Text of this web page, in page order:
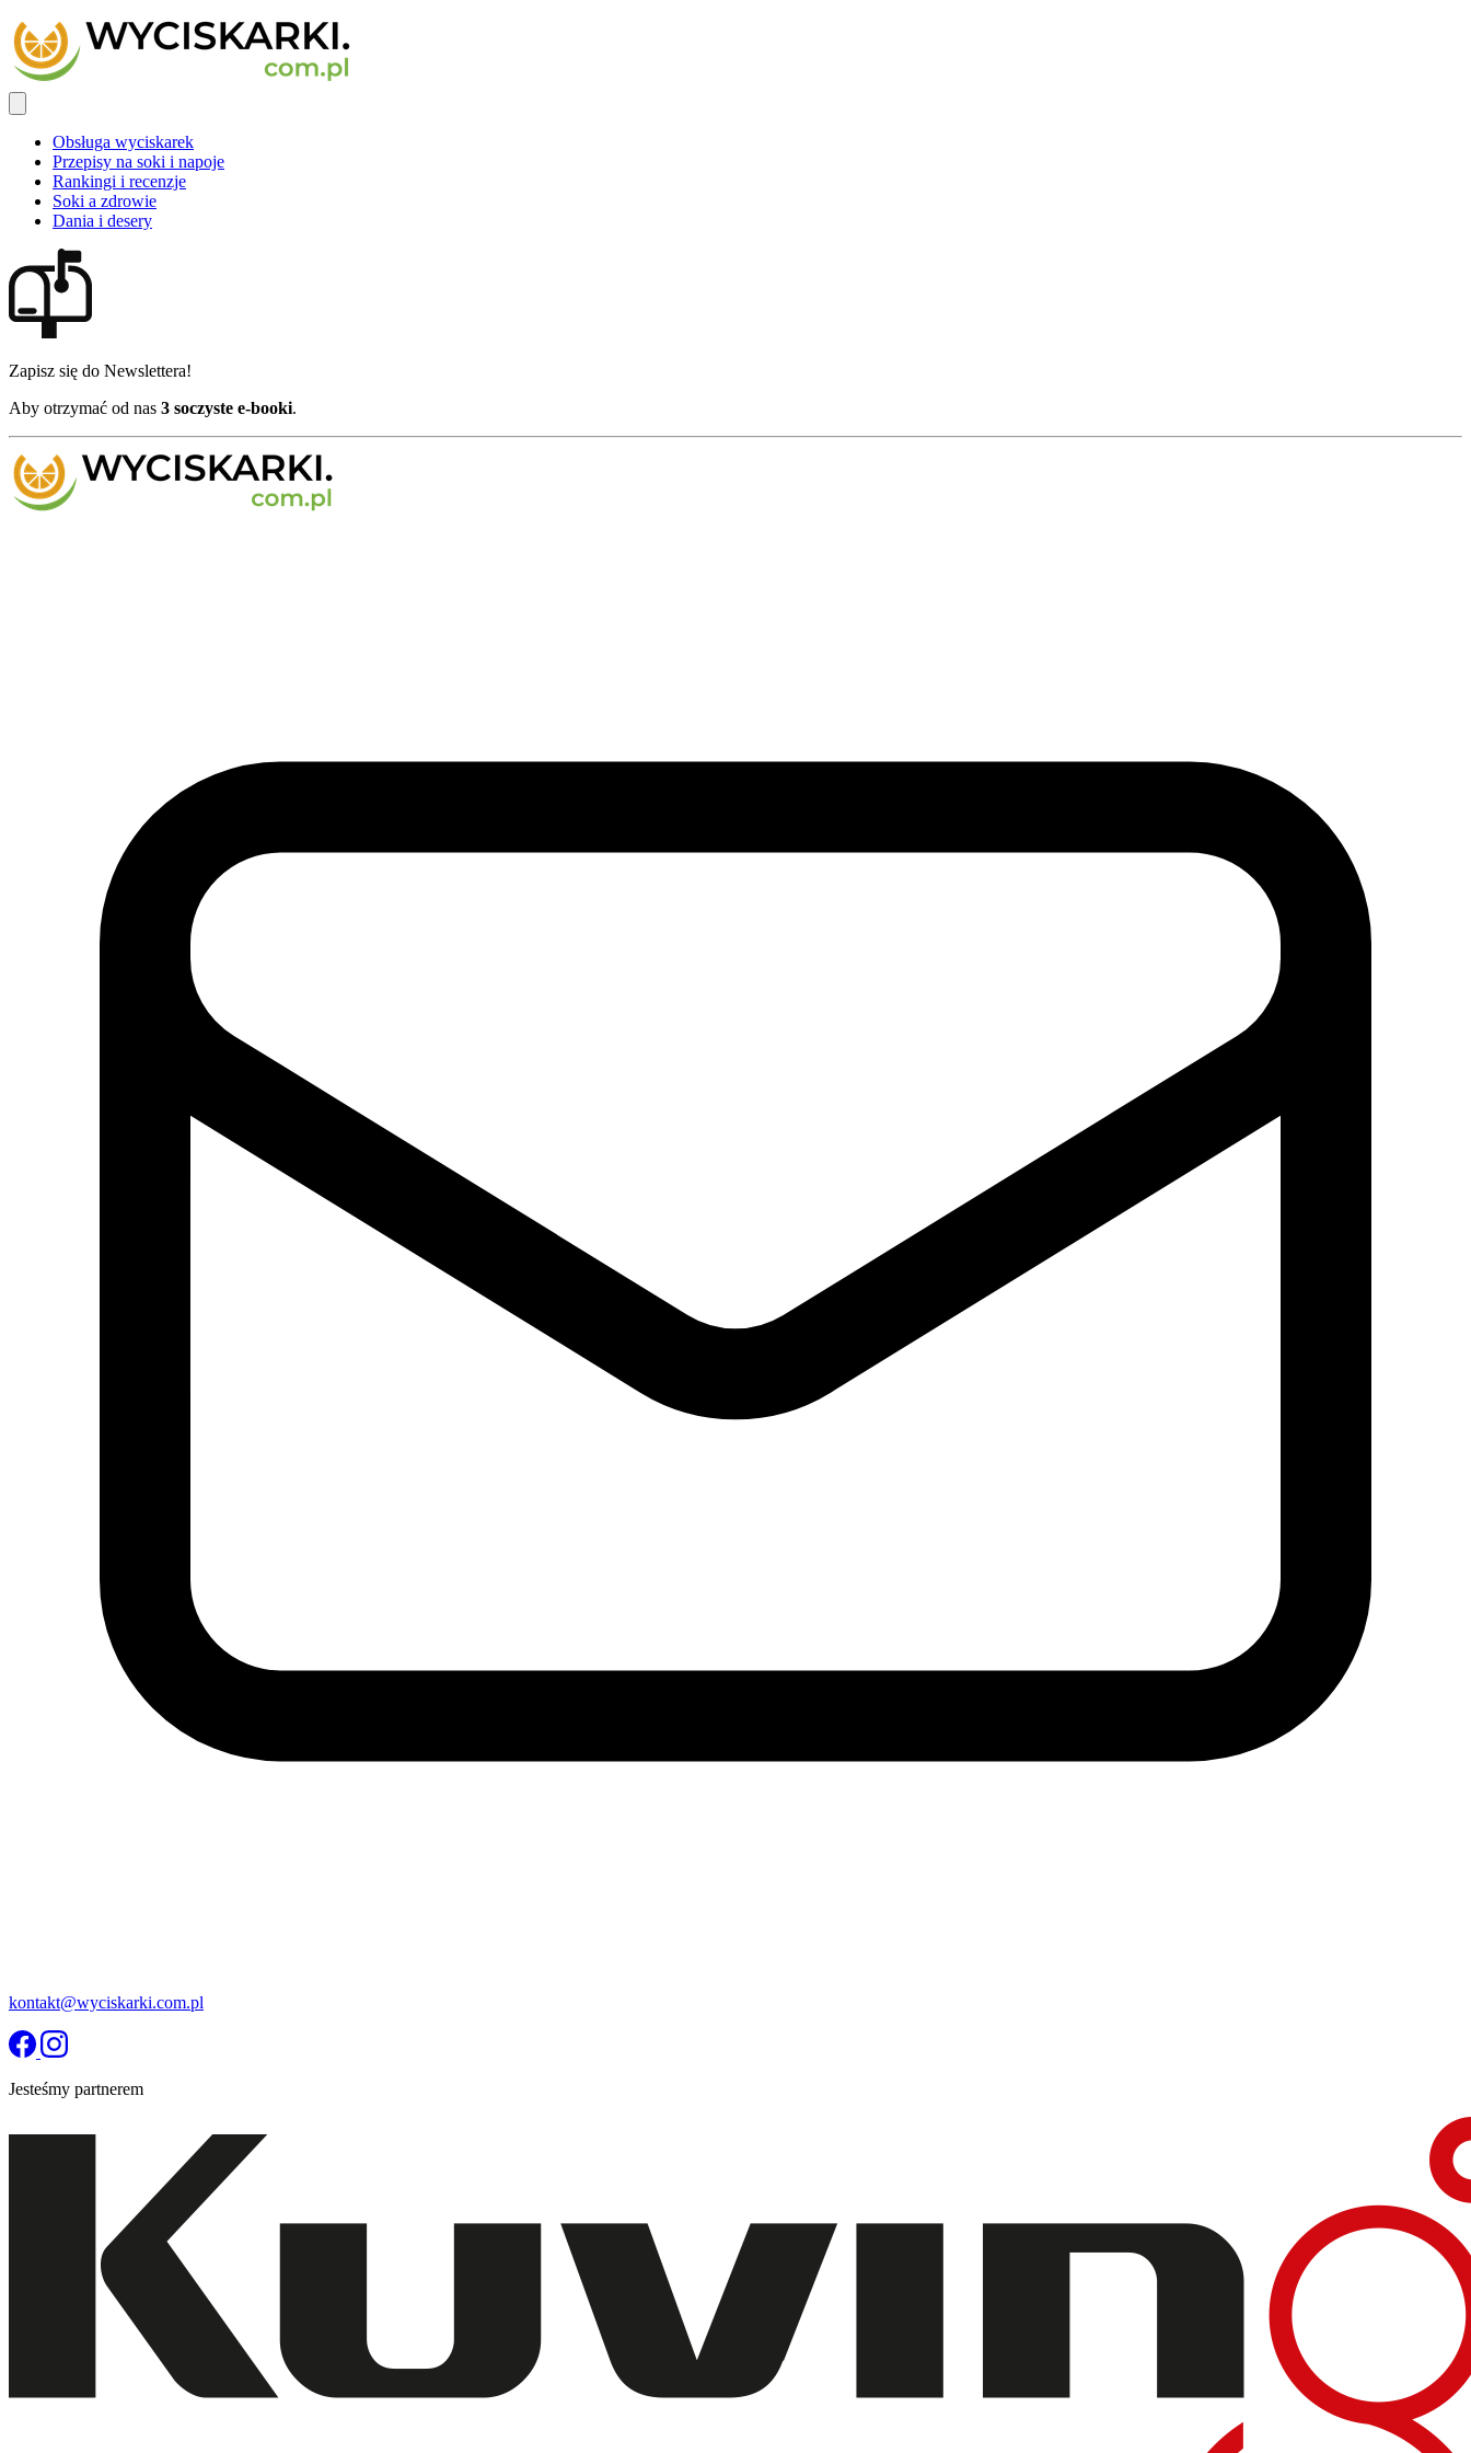
Obsługa wyciskarek
Przepisy na soki i napoje
Rankingi i recenzje
Soki a zdrowie
Dania i desery
Zapisz się do Newslettera!
Aby otrzymać od nas 3 soczyste e-booki.
kontakt@wyciskarki.com.pl
Jesteśmy partnerem